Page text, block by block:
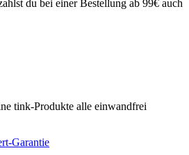
du bei einer Bestellung ab 99€ auch
tink-Produkte alle einwandfrei
Garantie